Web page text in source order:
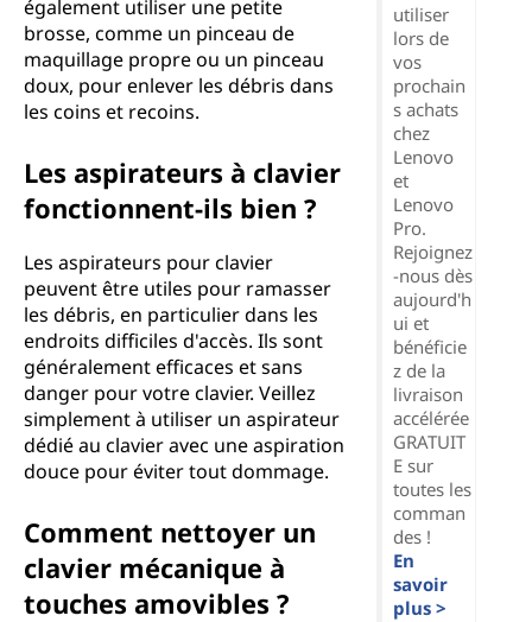
également utiliser une petite
brosse, comme un pinceau de
maquillage propre ou un pinceau
doux, pour enlever les débris dans
les coins et recoins.
Les aspirateurs à clavier
fonctionnent-ils bien ?
Les aspirateurs pour clavier
peuvent être utiles pour ramasser
les débris, en particulier dans les
endroits difficiles d'accès. Ils sont
généralement efficaces et sans
danger pour votre clavier. Veillez
simplement à utiliser un aspirateur
dédié au clavier avec une aspiration
douce pour éviter tout dommage.
Comment nettoyer un
clavier mécanique à
touches amovibles ?
utiliser
lors de
vos
prochain
s achats
chez
Lenovo
et
Lenovo
Pro.
Rejoignez
-nous dès
aujourd'h
ui et
bénéficie
z de la
livraison
accélérée
GRATUIT
E sur
toutes les
comman
des !
En
savoir
plus >